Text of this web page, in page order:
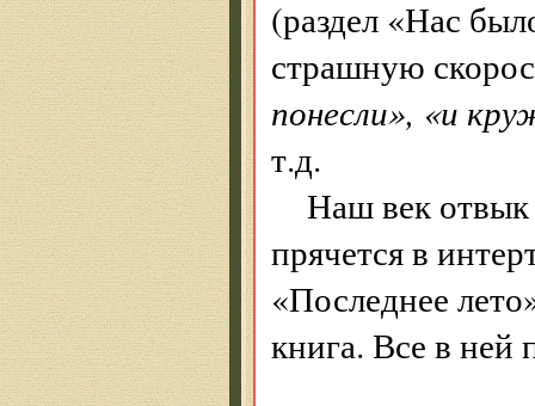
(раздел «Нас
страшную
понесли», «и
т.д.
Наш век отвык
прячется в
«Последнее
книга. Все в